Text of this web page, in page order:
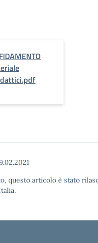
questo articolo è stato